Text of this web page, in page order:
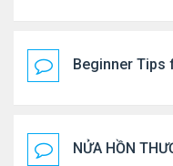
Beginner Tips
NỬA HỒN